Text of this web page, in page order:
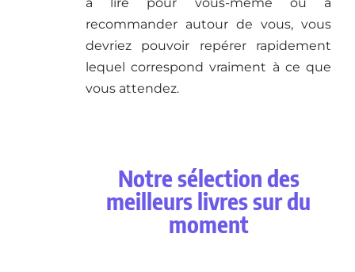
recommander autour de vous, vous
devriez pouvoir repérer rapidement
lequel correspond vraiment à ce que
vous attendez.
Notre sélection des
meilleurs livres sur du
moment